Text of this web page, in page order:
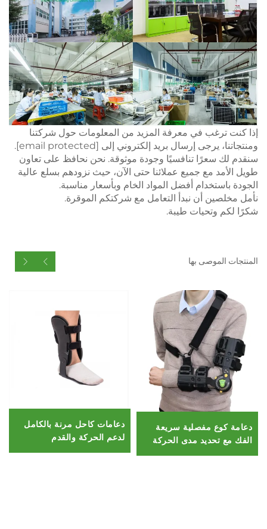
إذا كنت ترغب في معرفة المزيد من المعلومات حول شركتنا
ومنتجاتنا، يرجى إرسال بريد إلكتروني إلى [email protected]
.
سنقدم لك سعرًا تنافسيًا وجودة موثوقة. نحن نحافظ على تعاون
طويل الأمد مع جميع عملائنا حتى الآن، حيث نزودهم بسلع عالية
الجودة باستخدام أفضل المواد الخام وبأسعار مناسبة.
نأمل مخلصين أن نبدأ التعامل مع شركتكم الموقرة.
شكرًا لكم وتحيات طيبة.
المنتجات الموصى بها
دعامة كوع مفصلية سريعة
الفك مع تحديد مدى الحركة
دعامات كاحل مرنة بالكامل
لدعم الحركة والقدم